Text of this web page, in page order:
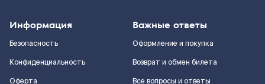
Информация
Безопасность
Конфиденциальность
Оферта
Важные ответы
Оформление и покупка
Возврат и обмен билета
Все вопросы и ответы